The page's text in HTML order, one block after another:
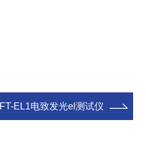
FT-EL1电致发光el测试仪